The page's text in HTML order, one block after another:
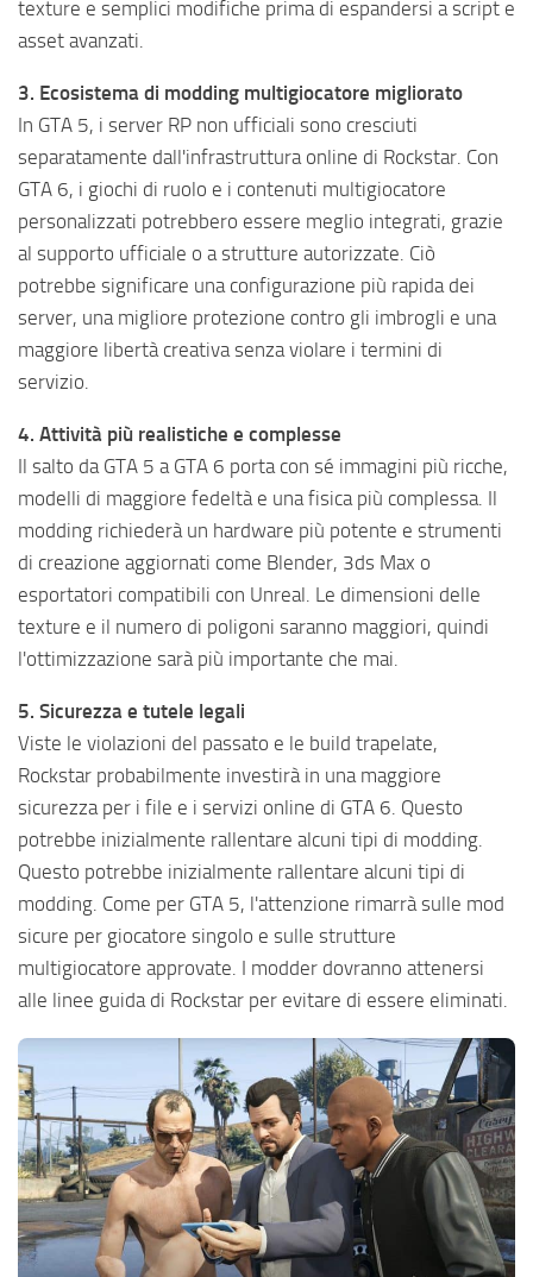
texture e semplici modifiche prima di espandersi a script e
asset avanzati.
3. Ecosistema di modding multigiocatore migliorato
In GTA 5, i server RP non ufficiali sono cresciuti
separatamente dall'infrastruttura online di Rockstar. Con
GTA 6, i giochi di ruolo e i contenuti multigiocatore
personalizzati potrebbero essere meglio integrati, grazie
al supporto ufficiale o a strutture autorizzate. Ciò
potrebbe significare una configurazione più rapida dei
server, una migliore protezione contro gli imbrogli e una
maggiore libertà creativa senza violare i termini di
servizio.
4. Attività più realistiche e complesse
Il salto da GTA 5 a GTA 6 porta con sé immagini più ricche,
modelli di maggiore fedeltà e una fisica più complessa. Il
modding richiederà un hardware più potente e strumenti
di creazione aggiornati come Blender, 3ds Max o
esportatori compatibili con Unreal. Le dimensioni delle
texture e il numero di poligoni saranno maggiori, quindi
l'ottimizzazione sarà più importante che mai.
5. Sicurezza e tutele legali
Viste le violazioni del passato e le build trapelate,
Rockstar probabilmente investirà in una maggiore
sicurezza per i file e i servizi online di GTA 6. Questo
potrebbe inizialmente rallentare alcuni tipi di modding.
Questo potrebbe inizialmente rallentare alcuni tipi di
modding. Come per GTA 5, l'attenzione rimarrà sulle mod
sicure per giocatore singolo e sulle strutture
multigiocatore approvate. I modder dovranno attenersi
alle linee guida di Rockstar per evitare di essere eliminati.